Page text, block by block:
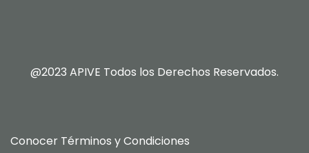
@2023 APIVE Todos los Derechos Reservados.
Conocer Términos y Condiciones